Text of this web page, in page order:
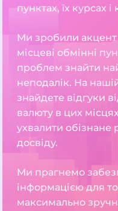
пунктах, їх курсах і
Ми зробили акцент
місцеві обмінні
проблем знайти
неподалік. На
знайдете відгуки
валюту в цих
ухвалити обізнане
досвіду.
Ми прагнемо
інформацією для
максимально